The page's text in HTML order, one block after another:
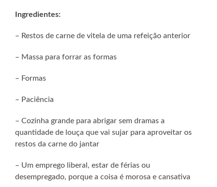
Ingredientes:
– Restos de carne de vitela de uma refeição anterior
– Massa para forrar as formas
– Formas
– Paciência
– Cozinha grande para abrigar sem dramas a
quantidade de louça que vai sujar para aproveitar os
restos da carne do jantar
– Um emprego liberal, estar de férias ou
desempregado, porque a coisa é morosa e cansativa